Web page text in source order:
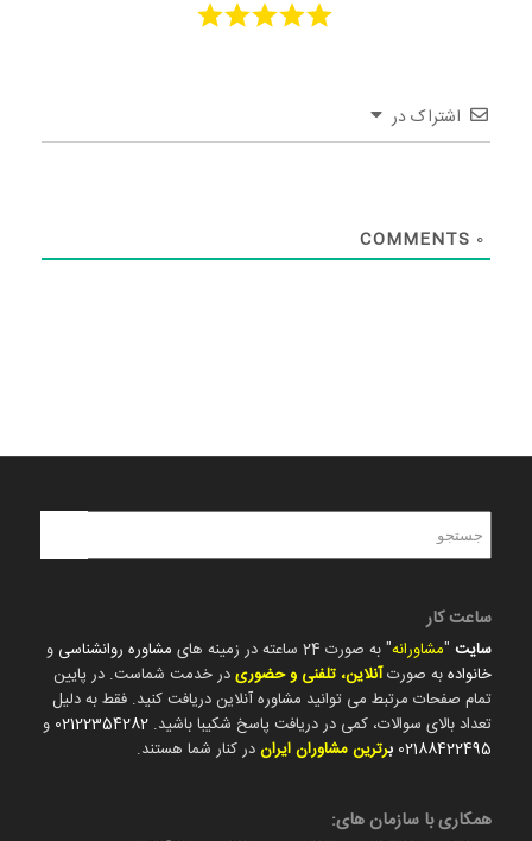
اشتراک در
0
ساعت کار
سایت"مشاورانه" به صورت 24 ساعته در زمینه های مشاوره روانشناسی و
خانوادهبه صورتآنلاین، تلفنی و حضوریدر خدمت شماست. در پایین
تمام صفحات مرتبط می توانید مشاوره آنلاین دریافت کنید. فقط به دلیل
تعداد بالای سوالات، کمی در دریافت پاسخ شکیبا باشید. 02122354282 و
02188422495 برترین مشاوران ایراندر کنار شما هستند.
همکاری با سازمان های: